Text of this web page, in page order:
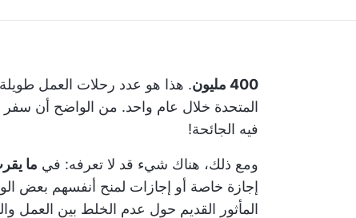
400 مليون
. هذا هو عدد رحلات العمل
المتحدة خلال عام واحد. من الواضح أن سفر
فيه الجائحة!
ومع ذلك، هناك شيء قد لا تعرفه: في ما
إجازة خاصة أو إجازات لمنح أنفسهم بعض
المأثور القديم حول عدم الخلط بين العمل